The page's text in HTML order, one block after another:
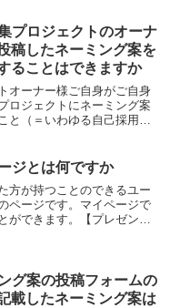
アプリ」を探し、タップし
...
プロジェクトのオーナ
稿したネーミング案を
ることはできますか
オーナー様ご自身がご自身
ロジェクトにネーミング案
と（＝いわゆる自己採用）
いつくことができますし、
の作品やサー...
ジとは何ですか
方が持つことのできるユー
ページです。マイページで
ができます。【プレゼンタ
編集・パスワ...
グ案の投稿フォームの
載したネーミング案は